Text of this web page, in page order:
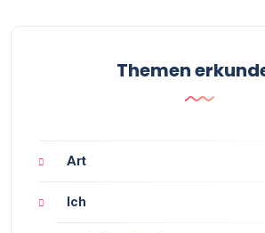
Themen
Art
Ich